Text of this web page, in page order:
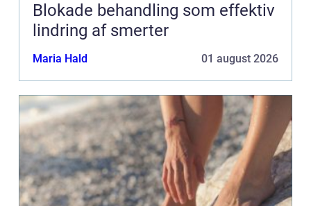
Blokade behandling som effektiv
lindring af smerter
Maria Hald 01 august 2026